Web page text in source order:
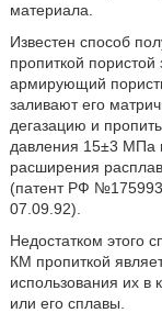
материала.
Известен способ
пропиткой
армирующий
заливают его
дегазацию и
давления 15±3 МПа
расширения
(патент РФ
07.09.92).
Недостатком этого
КМ пропиткой
использования их в
или его сплавы.